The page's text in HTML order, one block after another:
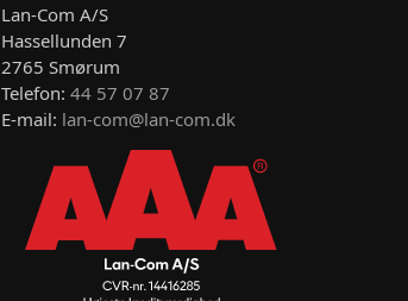
Lan-Com A/S
Hassellunden 7
2765 Smørum
Telefon: 44 57 07 87
E-mail: lan-com@lan-com.dk